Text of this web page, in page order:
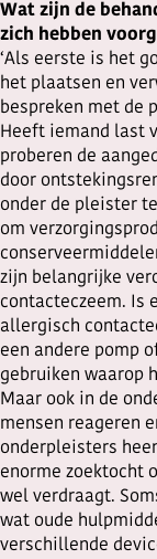
Wat zijn de
zich hebben
‘Als eerste is het
het plaatsen en
bespreken met de
Heeft iemand last
proberen de
door
onder de pleister
om
zijn belangrijke
contacteczeem. Is
allergisch
een andere pomp
gebruiken waarop
Maar ook in de
mensen reageren
onderpleisters
enorme zoektocht
wel verdraagt.
wat oude
verschillende